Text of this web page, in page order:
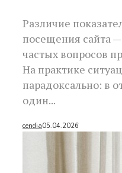
Различие
посещения сайта
частых вопросов
На практике
парадоксально: в
один...
cendia05.04.2026